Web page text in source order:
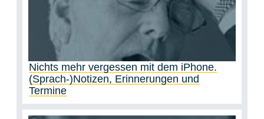
Nichts mehr vergessen mit dem iPhone.
(Sprach-)Notizen, Erinnerungen und
Termine